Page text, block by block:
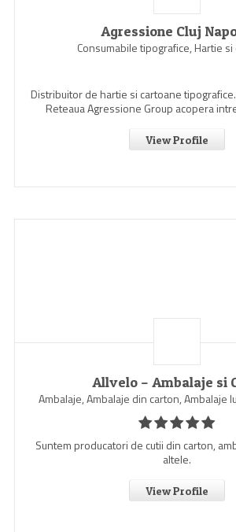
Agressione Cluj
Consumabile tipografice, Hartie
Distribuitor de hartie si cartoane tipografice.
Reteaua Agressione Group acopera
View Profile
Allvelo – Ambalaje si
Ambalaje, Ambalaje din carton, Ambalaje
Suntem producatori de cutii din carton,
altele.
View Profile